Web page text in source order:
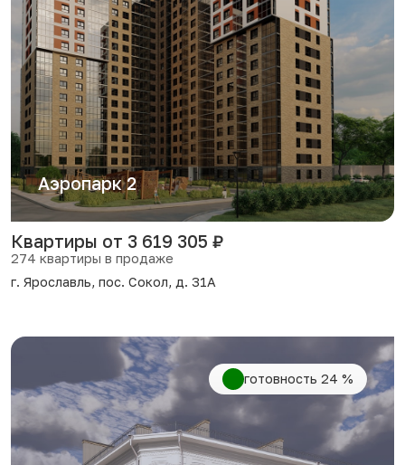
Аэропарк 2
Квартиры от 3 619 305 ₽
274 квартиры в продаже
г. Ярославль, пос. Сокол, д. 31А
готовность 24 %